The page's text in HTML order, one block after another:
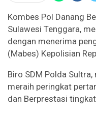
Kombes Pol Danang
Sulawesi Tenggara,
dengan menerima
(Mabes) Kepolisian
Biro SDM Polda
meraih peringkat
dan Berprestasi